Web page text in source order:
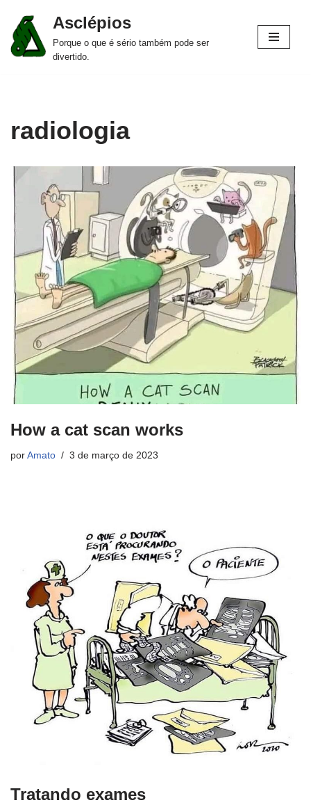
Pular
para
Asclépios
Porque o que é sério também pode ser
divertido.
radiologia
How a cat scan works
por Amato 3 de março de 2023
Tratando exames